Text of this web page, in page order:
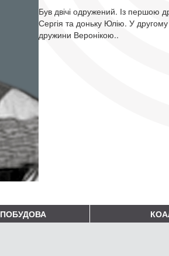
Був двічі одружений. Із першою
Сергія та доньку Юлію. У
дружини Веронікою..
ПОБУДОВА